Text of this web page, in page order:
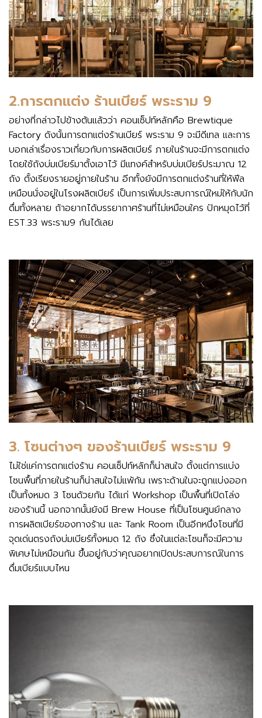
2.การตกแต่ง ร้านเบียร์ พระราม 9
อย่างที่กล่าวไปข้างต้นแล้วว่า คอนเซ็ปท์หลักคือ Brewtique
Factory ดังนั้นการตกแต่งร้านเบียร์ พระราม 9 จะมีดีเทล และการ
บอกเล่าเรื่องราวเกี่ยวกับการผลิตเบียร์ ภายในร้านจะมีการตกแต่ง
โดยใช้ถังบ่มเบียร์มาตั้งเอาไว้ มีแทงค์สำหรับบ่มเบียร์ประมาณ 12
ถัง ตั้งเรียงรายอยู่ภายในร้าน อีกทั้งยังมีการตกแต่งร้านที่ให้ฟีล
เหมือนนั่งอยู่ในโรงผลิตเบียร์ เป็นการเพิ่มประสบการณ์ใหม่ให้กับนัก
ดื่มทั้งหลาย ถ้าอยากได้บรรยากาศร้านที่ไม่เหมือนใคร ปักหมุดไว้ที่
EST.33 พระราม9 กันได้เลย
3. โซนต่างๆ ของร้านเบียร์ พระราม 9
ไม่ใช่แค่การตกแต่งร้าน คอนเซ็ปท์หลักก็น่าสนใจ ตั้งแต่การแบ่ง
โซนพื้นที่ภายในร้านก็น่าสนใจไม่แพ้กัน เพราะด้านในจะถูกแบ่งออก
เป็นทั้งหมด 3 โซนด้วยกัน ได้แก่ Workshop เป็นพื้นที่เปิดโล่ง
ของร้านนี้ นอกจากนั้นยังมี Brew House ที่เป็นโซนศูนย์กลาง
การผลิตเบียร์ของทางร้าน และ Tank Room เป็นอีกหนึ่งโซนที่มี
จุดเด่นตรงถังบ่มเบียร์ทั้งหมด 12 ถัง ซึ่งในแต่ละโซนก็จะมีความ
พิเศษไม่เหมือนกัน ขึ้นอยู่กับว่าคุณอยากเปิดประสบการณ์ในการ
ดื่มเบียร์แบบไหน